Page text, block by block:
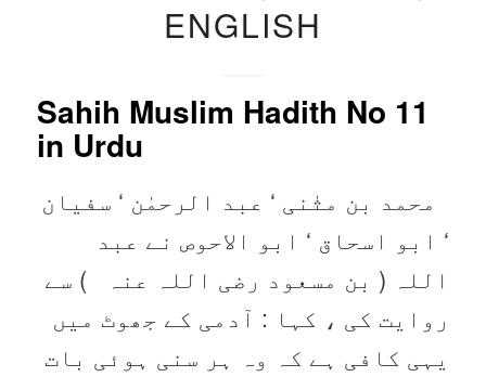
ENGLISH
Sahih Muslim Hadith No 11
in Urdu
محمد بن مثٰنی ‘ عبد الرحمٰن ‘ سفیان
‘ ابو اسحاق ‘ ابو الاحوص نے عبد
اللہ ( بن مسعود ‌رضی ‌اللہ ‌عنہ ‌ ‌ ) سے
روایت کی ، کہا : آدمی کے جھوٹ میں
یہی کافی ہے کہ وہ ہر سنی ہوئی بات